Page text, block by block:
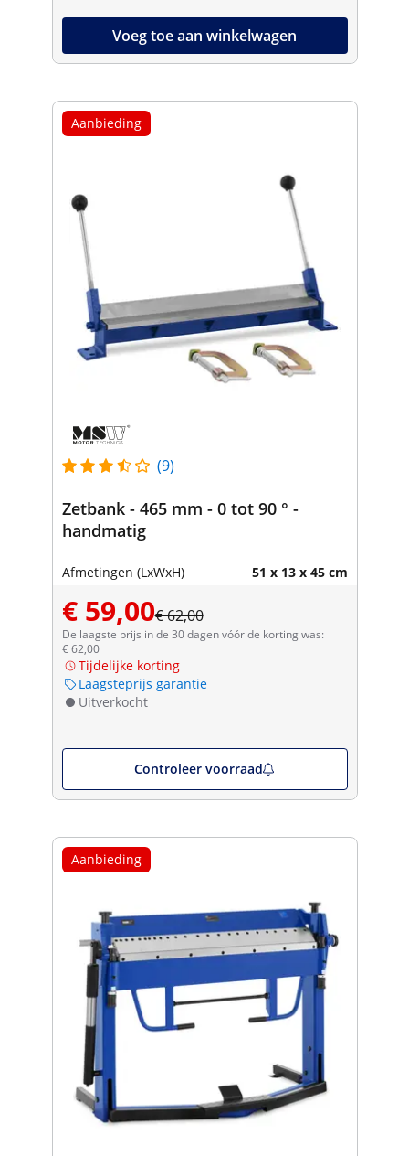
Voeg toe aan winkelwagen
Aanbieding
(9)
Zetbank - 465 mm - 0 tot 90 ° -
handmatig
Afmetingen (LxWxH) 51 x 13 x 45 cm
€ 59,00€ 62,00
De laagste prijs in de 30 dagen vóór de korting was:
€ 62,00
Tijdelijke korting
Laagsteprijs garantie
Uitverkocht
Controleer voorraad
Aanbieding